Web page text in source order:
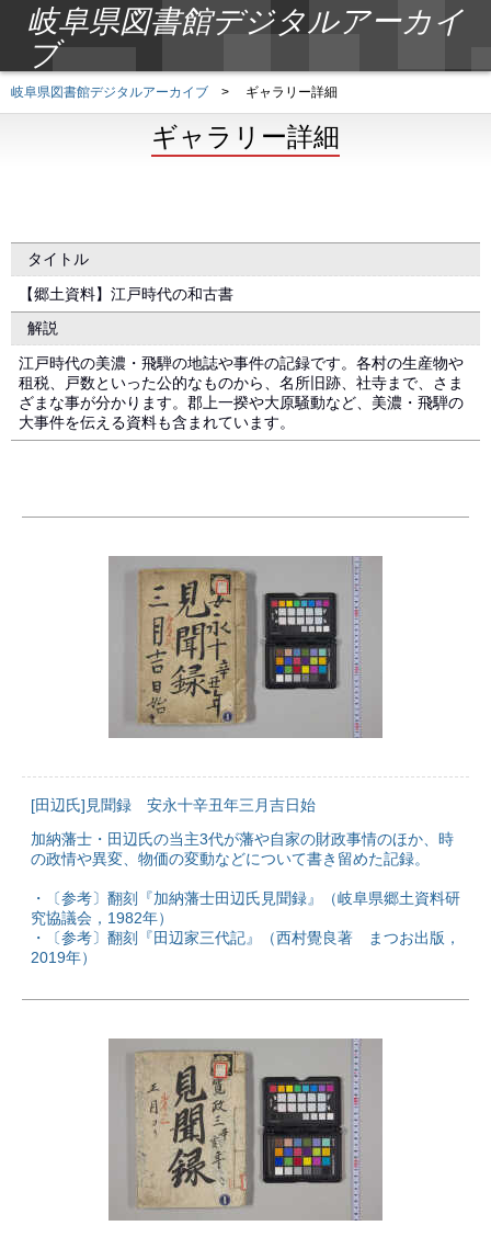
岐阜県図書館デジタルアーカイ
ブ
岐阜県図書館デジタルアーカイブ > ギャラリー詳細
ギャラリー詳細
タイトル
【郷土資料】江戸時代の和古書
解説
江戸時代の美濃・飛騨の地誌や事件の記録です。各村の生産物や
租税、戸数といった公的なものから、名所旧跡、社寺まで、さま
ざまな事が分かります。郡上一揆や大原騒動など、美濃・飛騨の
大事件を伝える資料も含まれています。
[田辺氏]見聞録 安永十辛丑年三月吉日始
加納藩士・田辺氏の当主3代が藩や自家の財政事情のほか、時
の政情や異変、物価の変動などについて書き留めた記録。
・〔参考〕翻刻『加納藩士田辺氏見聞録』（岐阜県郷土資料研
究協議会，1982年）
・〔参考〕翻刻『田辺家三代記』（西村覺良著 まつお出版，
2019年）